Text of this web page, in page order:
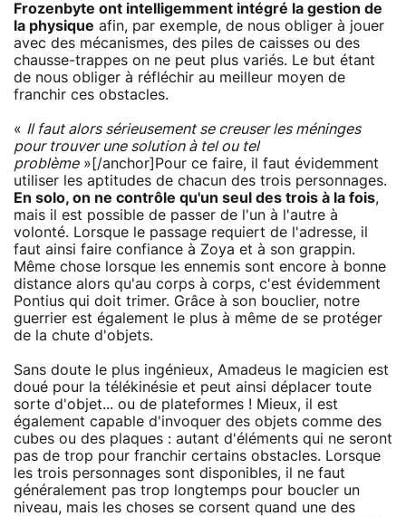
Frozenbyte ont intelligemment intégré la gestion de
la physique afin, par exemple, de nous obliger à jouer
avec des mécanismes, des piles de caisses ou des
chausse-trappes on ne peut plus variés. Le but étant
de nous obliger à réfléchir au meilleur moyen de
franchir ces obstacles.
« Il faut alors sérieusement se creuser les méninges
pour trouver une solution à tel ou tel
problème»[/anchor]Pour ce faire, il faut évidemment
utiliser les aptitudes de chacun des trois personnages.
En solo, on ne contrôle qu'un seul des trois à la fois,
mais il est possible de passer de l'un à l'autre à
volonté. Lorsque le passage requiert de l'adresse, il
faut ainsi faire confiance à Zoya et à son grappin.
Même chose lorsque les ennemis sont encore à bonne
distance alors qu'au corps à corps, c'est évidemment
Pontius qui doit trimer. Grâce à son bouclier, notre
guerrier est également le plus à même de se protéger
de la chute d'objets.
Sans doute le plus ingénieux, Amadeus le magicien est
doué pour la télékinésie et peut ainsi déplacer toute
sorte d'objet... ou de plateformes ! Mieux, il est
également capable d'invoquer des objets comme des
cubes ou des plaques : autant d'éléments qui ne seront
pas de trop pour franchir certains obstacles. Lorsque
les trois personnages sont disponibles, il ne faut
généralement pas trop longtemps pour boucler un
niveau, mais les choses se corsent quand une des